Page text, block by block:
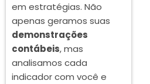
em estratégias. Não
apenas geramos suas
demonstrações
contábeis, mas
analisamos cada
indicador com você e